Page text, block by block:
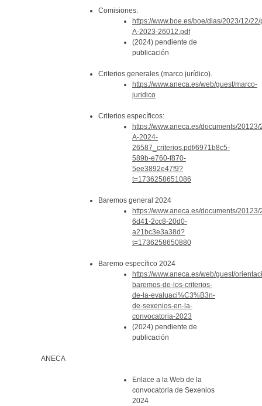
Comisiones:
https://www.boe.es/boe/dias/2023/12/22/
A-2023-26012.pdf
(2024) pendiente de
publicación
Criterios generales (marco jurídico).
https://www.aneca.es/web/guest/marco-
juridico
Criterios específicos:
https://www.aneca.es/documents/
A-2024-
26587_criterios.pdf/6971b8c5-
589b-e760-f870-
5ee3892e47f9?
t=1736258651086
Baremos general 2024
https://www.aneca.es/documents/
6d41-2cc8-20d0-
a21bc3e3a38d?
t=1736258650880
Baremo específico 2024
https://www.aneca.es/web/guest/
baremos-de-los-criterios-
de-la-evaluaci%C3%B3n-
de-sexenios-en-la-
convocatoria-2023
(2024) pendiente de
publicación
ANECA
Enlace a la Web de la
convocatoria de Sexenios
2024